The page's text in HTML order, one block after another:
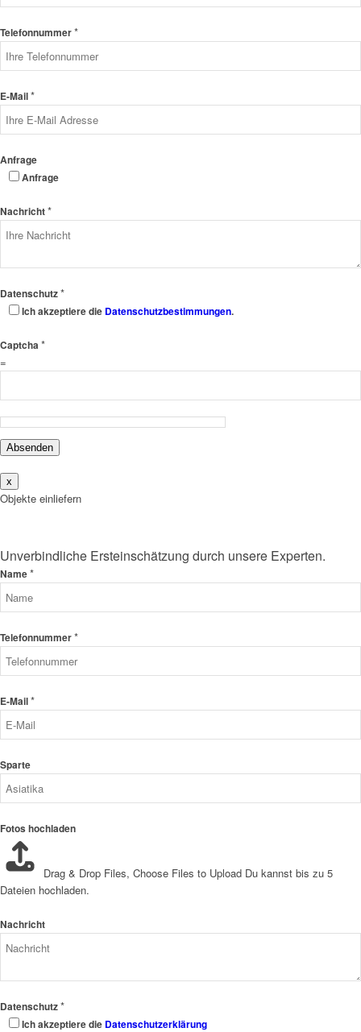
Telefonnummer*
E-Mail*
Anfrage
Anfrage
Nachricht*
Datenschutz*
Ich akzeptiere die Datenschutzbestimmungen.
Captcha *
=
Absenden
x
Objekte einliefern
Unverbindliche Ersteinschätzung durch unsere Experten.
Name*
Telefonnummer*
E-Mail*
Sparte
Fotos hochladen
Drag & Drop Files, Choose Files to Upload Du kannst bis zu 5
Dateien hochladen.
Nachricht
Datenschutz*
Ich akzeptiere die Datenschutzerklärung